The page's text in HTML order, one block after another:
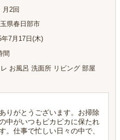
月2回
県春日部市
年7月17日(木)
間
レ お風呂 洗面所 リビング 部屋
りがとうございます。お掃除
中がいつもピカピカに保たれ
。仕事で忙しい日々の中で、